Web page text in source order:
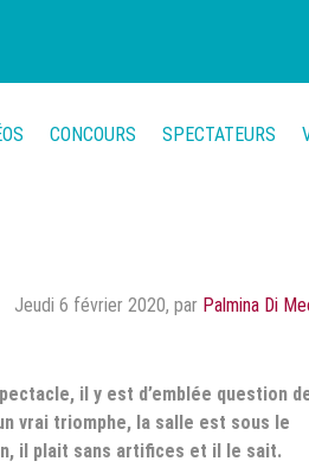
CONCOURS SPECTATEURS
Jeudi 6 février 2020, par Palmina Di
il y est d’emblée question
vrai triomphe, la salle est sous le
il plait sans artifices et il le sait.